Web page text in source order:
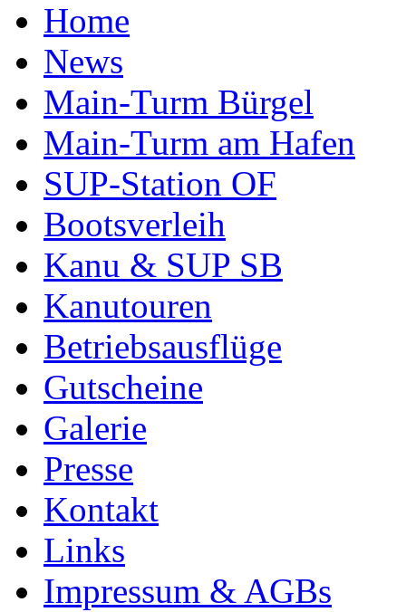
Home
News
Main-Turm Bürgel
Main-Turm am Hafen
SUP-Station OF
Bootsverleih
Kanu & SUP SB
Kanutouren
Betriebsausflüge
Gutscheine
Galerie
Presse
Kontakt
Links
Impressum & AGBs